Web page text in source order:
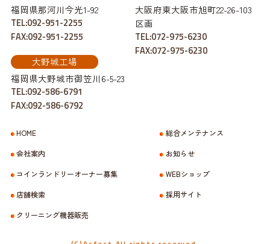
福岡県那河川今光1-92
TEL:092-951-2255
FAX:092-951-2255
大野城工場
福岡県大野城市御笠川6-5-23
TEL:092-586-6791
FAX:092-586-6792
大阪府東大阪市旭町22-26-103
区画
TEL:072-975-6230
FAX:072-975-6230
HOME
会社案内
コインランドリーオーナー募集
店舗検索
クリーニング機器販売
総合メンテナンス
お知らせ
WEBショップ
採用サイト